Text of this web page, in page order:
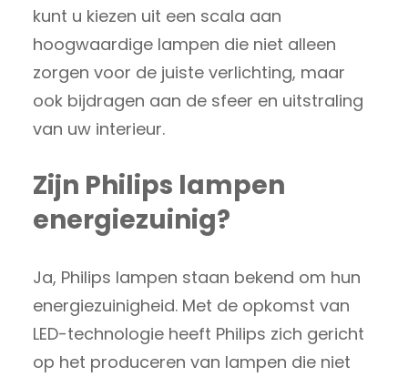
kunt u kiezen uit een scala aan
hoogwaardige lampen die niet alleen
zorgen voor de juiste verlichting, maar
ook bijdragen aan de sfeer en uitstraling
van uw interieur.
Zijn Philips lampen
energiezuinig?
Ja, Philips lampen staan bekend om hun
energiezuinigheid. Met de opkomst van
LED-technologie heeft Philips zich gericht
op het produceren van lampen die niet